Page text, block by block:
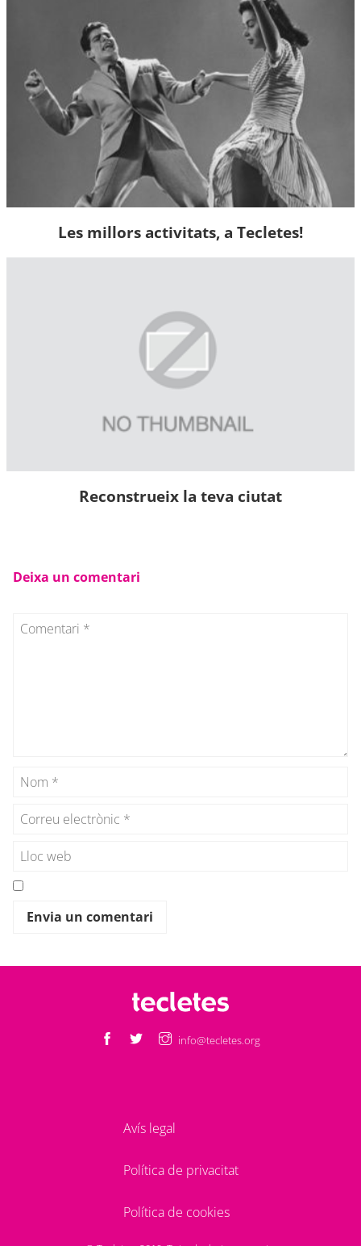
Les millors activitats, a Tecletes!
Reconstrueix la teva ciutat
Deixa un comentari
info@tecletes.org
Avís legal
Política de privacitat
Política de cookies